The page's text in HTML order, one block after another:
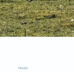
Details